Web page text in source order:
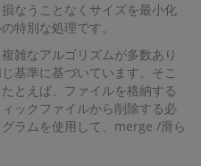
なうことなくサイズを最小化
特別な処理です。
雑なアルゴリズムが多数あり
基準に基づいています。そこ
とえば、ファイルを格納する
ックファイルから削除する必
ラムを使用して、merge /滑ら